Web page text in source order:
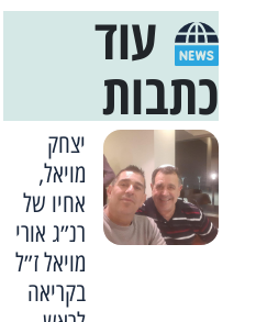
עוד
כתבות
יצחק
מויאל,
אחיו של
רנ״ג אורי
מויאל ז״ל
בקריאה